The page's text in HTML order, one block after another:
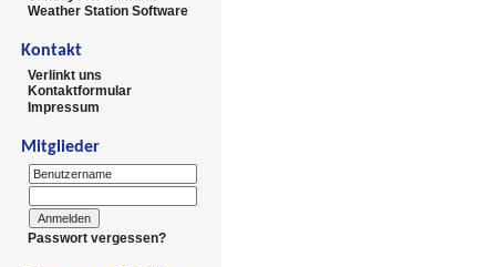
Weather Station Software
Kontakt
Verlinkt uns
Kontaktformular
Impressum
Mitglieder
Passwort vergessen?